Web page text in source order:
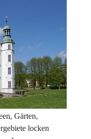
Gärten,
locken